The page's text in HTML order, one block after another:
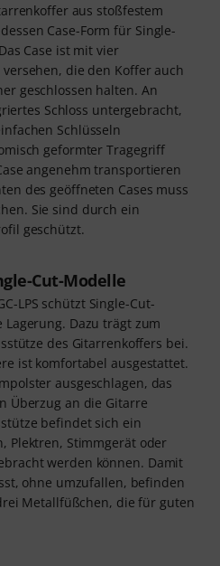
aus stoßfestem
Case-Form für Single-
Case ist mit vier
die den Koffer auch
geschlossen halten. An
Schloss untergebracht,
Schlüsseln
geformter Tragegriff
angenehm transportieren
des geöffneten Cases muss
Sie sind durch ein
geschützt.
Cut-Modelle
LPS schützt Single-Cut-
Dazu trägt zum
des Gitarrenkoffers bei.
ist komfortabel ausgestattet.
ausgeschlagen, das
Überzug an die Gitarre
befindet sich ein
Plektren, Stimmgerät oder
werden können. Damit
ohne umzufallen, befinden
Metallfüßchen, die für guten